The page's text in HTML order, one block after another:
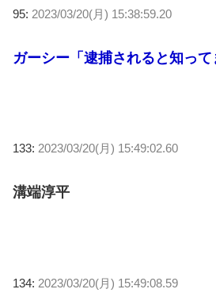
95: 2023/03/20(月) 15:38:59.20
ガーシー「逮捕されると知って
133: 2023/03/20(月) 15:49:02.60
溝端淳平
134: 2023/03/20(月) 15:49:08.59